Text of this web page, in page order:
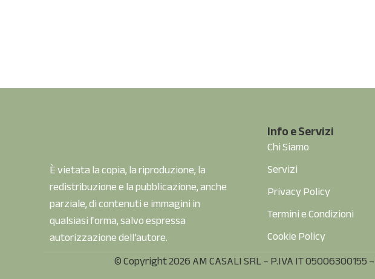
È vietata la copia, la riproduzione, la
redistribuzione e la pubblicazione, anche
parziale, di contenuti e immagini in
qualsiasi forma, salvo espressa
autorizzazione dell’autore.
Info e Servizi
Chi Siamo
Servizi
Privacy Policy
Termini e Condizioni
Cookie Policy
© Copyright 2026 AM CASALI SRL – P.IVA IT 05006300155